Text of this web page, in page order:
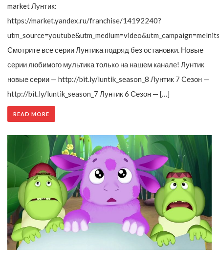
market Лунтик:
https://market.yandex.ru/franchise/14192240?
Смотрите все серии Лунтика подряд без остановки. Новые
серии любимого мультика только на нашем канале! Лунтик
новые серии — http://bit.ly/luntik_season_8 Лунтик 7 Сезон —
http://bit.ly/luntik_season_7 Лунтик 6 Сезон — […]
READ MORE